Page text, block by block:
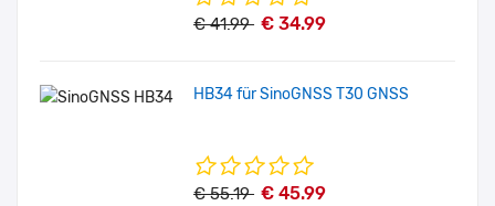
€ 41.99 € 34.99
HB34 für SinoGNSS T30 GNSS
€ 55.19 € 45.99